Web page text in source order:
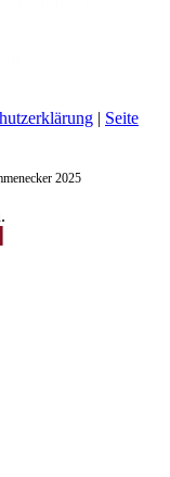
| Seite
2025